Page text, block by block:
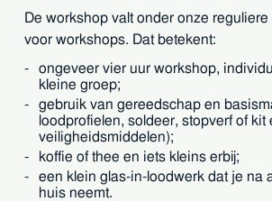
De workshop valt onder onze
voor workshops. Dat betekent:
ongeveer vier uur workshop,
kleine groep;
gebruik van gereedschap en
loodprofielen, soldeer, stopverf of kit
veiligheidsmiddelen);
koffie of thee en iets kleins erbij;
een klein glas-in-loodwerk dat je na
huis neemt.